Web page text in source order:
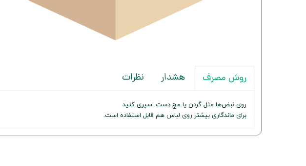
روش مصرف هشدار نظرات
روی نبض‌ها مثل گردن یا مچ دست اسپری کنید
برای ماندگاری بیشتر روی لباس هم قابل استفاده است.